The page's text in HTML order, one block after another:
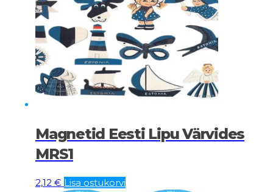
Magnetid Eesti Lipu Värvides
MRS1
2,12 € Lisa ostukorvi